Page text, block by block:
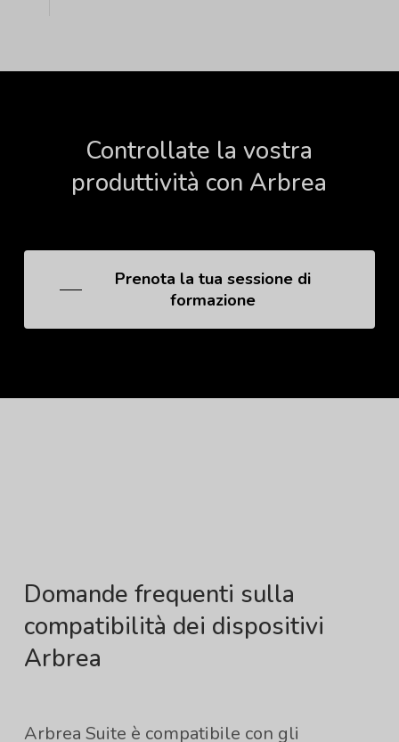
Controllate la vostra
produttività con Arbrea
Prenota la tua sessione di
formazione
Domande frequenti sulla
compatibilità dei dispositivi
Arbrea
Arbrea Suite è compatibile con gli